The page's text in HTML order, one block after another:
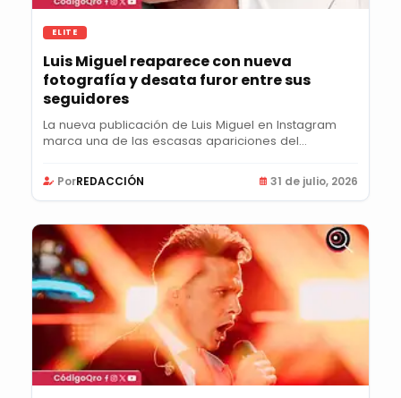
ELITE
Luis Miguel reaparece con nueva
fotografía y desata furor entre sus
seguidores
La nueva publicación de Luis Miguel en Instagram
marca una de las escasas apariciones del
PorREDACCIÓN 31 de julio, 2026